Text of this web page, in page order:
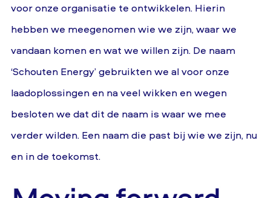
voor onze organisatie te ontwikkelen. Hierin
hebben we meegenomen wie we zijn, waar we
vandaan komen en wat we willen zijn. De naam
‘Schouten Energy’ gebruikten we al voor onze
laadoplossingen en na veel wikken en wegen
besloten we dat dit de naam is waar we mee
verder wilden. Een naam die past bij wie we zijn, nu
en in de toekomst.